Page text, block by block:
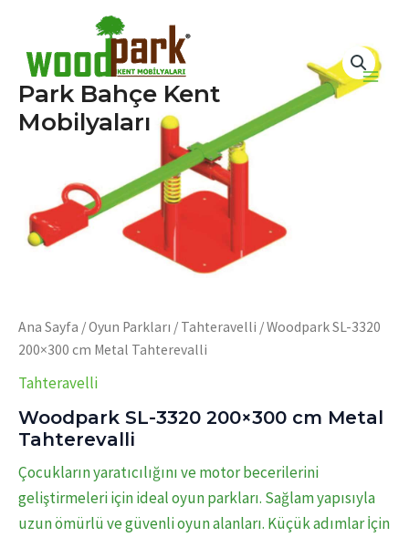
Park Bahçe Kent
Mobilyaları
Main
Ana Sayfa /Oyun Parkları / Tahteravelli / Woodpark SL-3320
200×300 cm Metal Tahterevalli
Tahteravelli
Woodpark SL-3320 200×300 cm Metal
Tahterevalli
Çocukların yaratıcılığını ve motor becerilerini
geliştirmeleri için ideal oyun parkları. Sağlam yapısıyla
uzun ömürlü ve güvenli oyun alanları. Küçük adımlar İçin